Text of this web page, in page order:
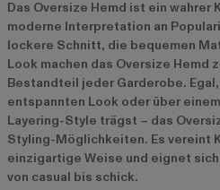
Das Oversize Hemd ist ein wahrer
moderne Interpretation an
lockere Schnitt, die bequemen
Look machen das Oversize Hemd
Bestandteil jeder Garderobe.
entspannten Look oder über
Layering-Style trägst – das
Styling-Möglichkeiten. Es vereint
einzigartige Weise und eignet
von casual bis schick.